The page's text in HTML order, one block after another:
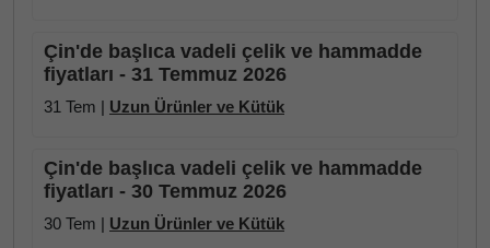
Çin'de başlıca vadeli çelik ve hammadde
fiyatları - 31 Temmuz 2026
31 Tem | Uzun Ürünler ve Kütük
Çin'de başlıca vadeli çelik ve hammadde
fiyatları - 30 Temmuz 2026
30 Tem | Uzun Ürünler ve Kütük